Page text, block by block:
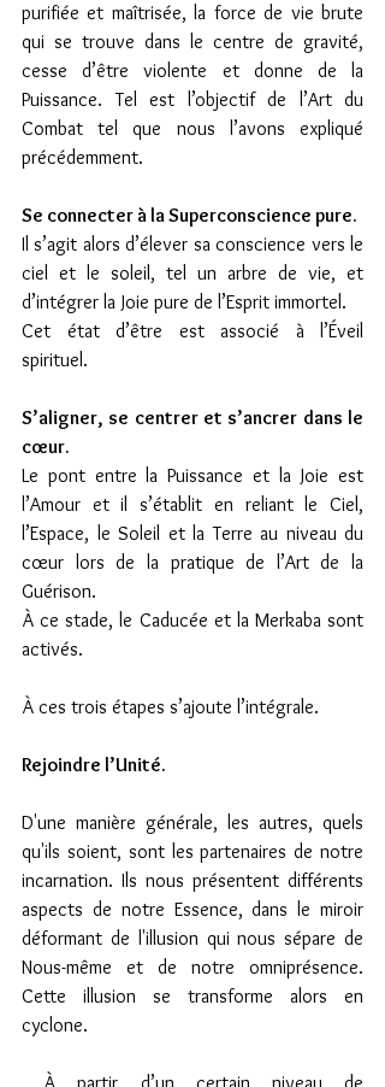
purifiée et maîtrisée, la force de vie brute
qui se trouve dans le centre de gravité,
cesse d’être violente et donne de la
Puissance. Tel est l’objectif de l’Art du
Combat tel que nous l’avons expliqué
précédemment.
Se connecter à la Superconscience pure.
Il s’agit alors d’élever sa conscience vers le
ciel et le soleil, tel un arbre de vie, et
d’intégrer la Joie pure de l’Esprit immortel.
Cet état d’être est associé à l’Éveil
spirituel.
S’aligner, se centrer et s’ancrer dans le
cœur.
Le pont entre la Puissance et la Joie est
l’Amour et il s’établit en reliant le Ciel,
l’Espace, le Soleil et la Terre au niveau du
cœur lors de la pratique de l’Art de la
Guérison.
À ce stade, le Caducée et la Merkaba sont
activés.
À ces trois étapes s’ajoute l’intégrale.
Rejoindre l’Unité.
D'une manière générale, les autres, quels
qu'ils soient, sont les partenaires de notre
incarnation. Ils nous présentent différents
aspects de notre Essence, dans le miroir
déformant de l'illusion qui nous sépare de
Nous-même et de notre omniprésence.
Cette illusion se transforme alors en
cyclone.